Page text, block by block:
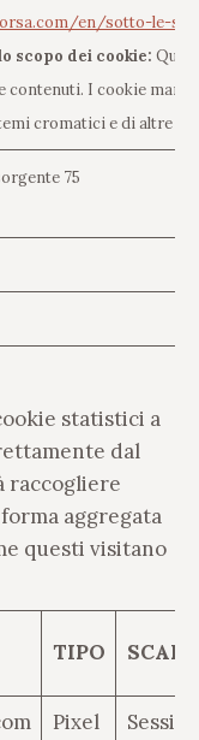
en/sotto-le-
scopo dei cookie:
contenuti. I cookie
cromatici e di altre
75
statistici a
dal
raccogliere
aggregata
questi visitano
TIPO
Pixel Session